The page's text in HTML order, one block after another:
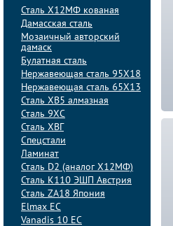
Сталь Х12МФ кованая
Дамасская сталь
Мозаичный авторский
дамаск
Булатная сталь
Нержавеющая сталь 95Х18
Нержавеющая сталь 65Х13
Сталь ХВ5 алмазная
Сталь 9ХС
Сталь ХВГ
Спецстали
Ламинат
Сталь D2 (аналог Х12МФ)
Сталь K110 ЭШП Австрия
Сталь ZA18 Япония
Elmax ЕС
Vanadis 10 ЕС